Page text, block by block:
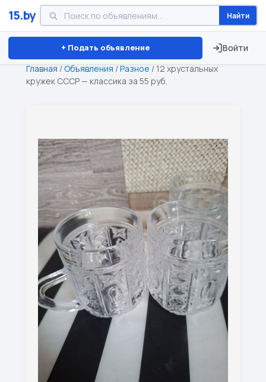
15.by Найти
+ Подать объявление Войти
Минск Витебск Брест ⏱ ТОЛЬКО 15 ДНЕЙ
Главная /Объявления /Разное / 12 хрустальных
кружек СССР — классика за 55 руб.